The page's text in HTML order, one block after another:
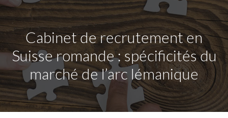
Cabinet de recrutement en
Suisse romande : spécificités du
marché de l’arc lémanique